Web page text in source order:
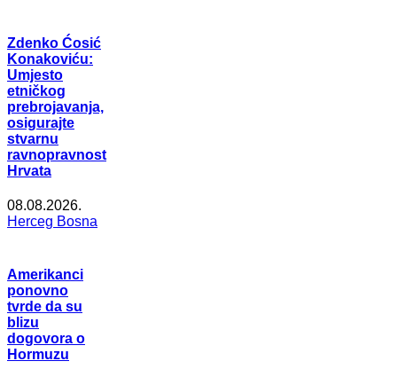
Zdenko Ćosić
Konakoviću:
Umjesto
etničkog
prebrojavanja,
osigurajte
stvarnu
ravnopravnost
Hrvata
08.08.2026.
Herceg Bosna
Amerikanci
ponovno
tvrde da su
blizu
dogovora o
Hormuzu